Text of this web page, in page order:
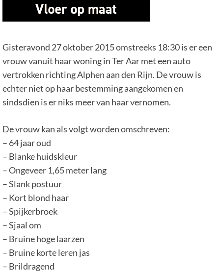
Gisteravond 27 oktober 2015 omstreeks 18:30 is er een
vrouw vanuit haar woning in Ter Aar met een auto
vertrokken richting Alphen aan den Rijn. De vrouw is
echter niet op haar bestemming aangekomen en
sindsdien is er niks meer van haar vernomen.
De vrouw kan als volgt worden omschreven:
– 64 jaar oud
– Blanke huidskleur
– Ongeveer 1,65 meter lang
– Slank postuur
– Kort blond haar
– Spijkerbroek
– Sjaal om
– Bruine hoge laarzen
– Bruine korte leren jas
– Brildragend